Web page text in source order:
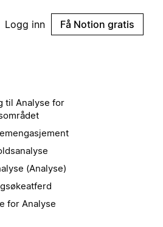
Logg inn Få Notion gratis
til Analyse for
(Analyse)
for Analyse